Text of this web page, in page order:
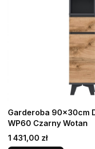
Garderoba 90x30cm
WP60 Czarny Wotan
Cena
1 431,00 zł